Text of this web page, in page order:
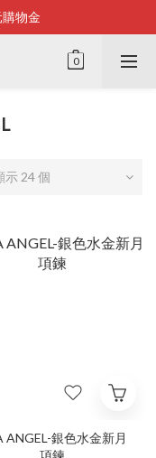
物金
示 24 個
ANGEL-銀色水金新月
項鍊